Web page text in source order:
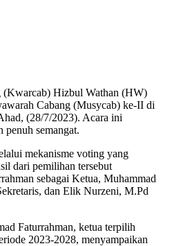
Hizbul Wathan (HW)
Cabang (Musycab) ke-II di
(28/7/2023). Acara ini
penuh semangat.
mekanisme voting yang
dari pemilihan tersebut
sebagai Ketua, Muhammad
dan Elik Nurzeni, M.Pd
Faturrahman, ketua terpilih
2023-2028, menyampaikan